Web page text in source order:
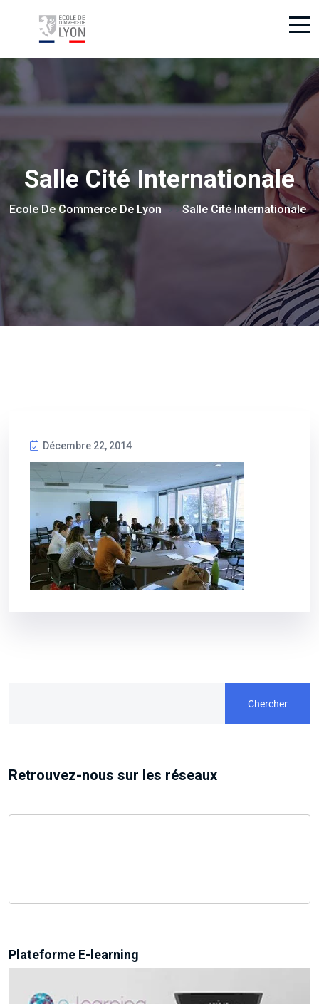
Salle Cité Internationale
Ecole De Commerce De Lyon > >Salle Cité Internationale
Décembre 22, 2014
Chercher
Retrouvez-nous sur les réseaux
Plateforme E-learning